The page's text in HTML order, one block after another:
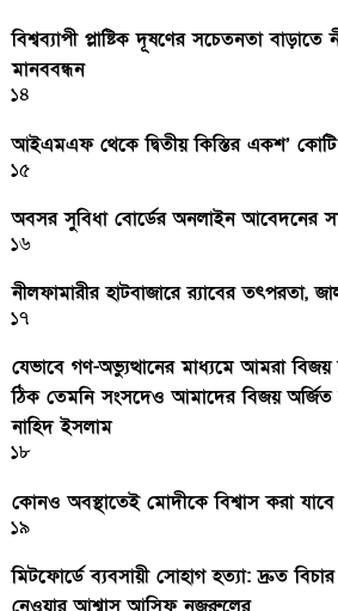
বিশ্বব্যাপী প্লাষ্টিক দূষণের সচেতনতা
মানববন্ধন
১৪
আইএমএফ থেকে দ্বিতীয় কিস্তির একশ’
১৫
অবসর সুবিধা বোর্ডের অনলাইন আবেদনের
১৬
নীলফামারীর হাটবাজারে র‌্যাবের তৎপরতা,
১৭
যেভাবে গণ-অভ্যুত্থানের মাধ্যমে আমরা
ঠিক তেমনি সংসদেও আমাদের বিজয়
নাহিদ ইসলাম
১৮
কোনও অবস্থাতেই মোদীকে বিশ্বাস করা
১৯
মিটফোর্ডে ব্যবসায়ী সোহাগ হত্যা: দ্রুত বিচার